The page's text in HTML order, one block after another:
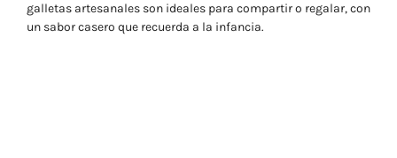
galletas artesanales son ideales para compartir o regalar, con
un sabor casero que recuerda a la infancia.